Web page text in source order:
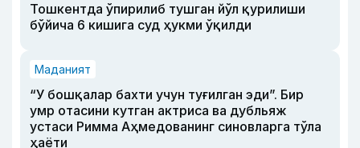
Тошкентда ўпирилиб тушган йўл қурилиши
бўйича 6 кишига суд ҳукми ўқилди
Маданият
“У бошқалар бахти учун туғилган эди”. Бир
умр отасини кутган актриса ва дубльяж
устаси Римма Аҳмедованинг синовларга тўла
ҳаёти